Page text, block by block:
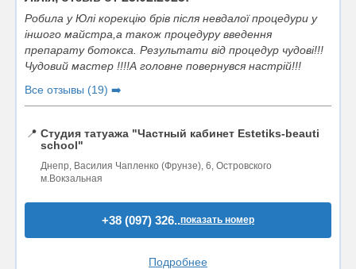
Робила у Юлі корекцію брів після невдалої процедури у
іншого майстра,а також процедуру введення
препарату ботокса. Результати від процедур чудові!!!
Чудовий мастер !!!!А головне повернувся настрій!!!
Все отзывы (19) ➡️
📍 Студия татуажа "Частный кабинет Estetiks-beauti
school"
Днепр, Василия Чапленко (Фрунзе), 6, Островского
м.Вокзальная
+38 (097) 326..показать номер
Подробнее